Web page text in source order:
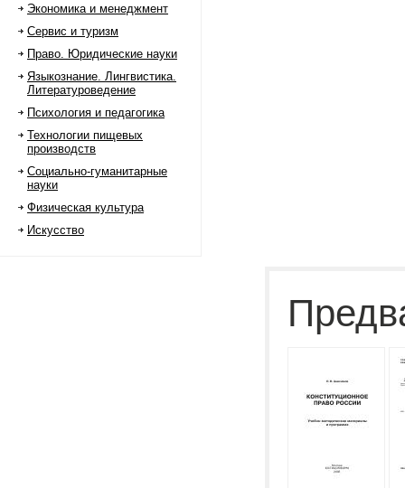
Экономика и менеджмент
Сервис и туризм
Право. Юридические науки
Языкознание. Лингвистика.
Литературоведение
Психология и педагогика
Технологии пищевых
производств
Социально-гуманитарные
науки
Физическая культура
Искусство